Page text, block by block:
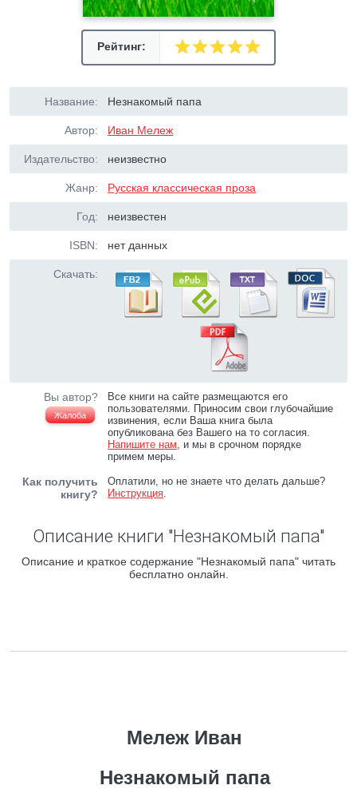
Рейтинг:
Название: Незнакомый папа
Автор: Иван Мележ
Издательство: неизвестно
Жанр: Русская классическая проза
Год: неизвестен
ISBN: нет данных
Скачать:
Вы автор?
Жалоба
Все книги на сайте размещаются его
пользователями. Приносим свои глубочайшие
извинения, если Ваша книга была
опубликована без Вашего на то согласия.
Напишите нам, и мы в срочном порядке
примем меры.
Как получить
книгу?
Оплатили, но не знаете что делать дальше?
Инструкция.
Описание книги "Незнакомый папа"
Описание и краткое содержание "Незнакомый папа" читать
бесплатно онлайн.
Мележ Иван
Незнакомый папа